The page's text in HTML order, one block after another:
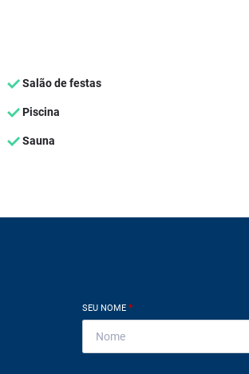
Salão de festas
Piscina
Sauna
SEU NOME *